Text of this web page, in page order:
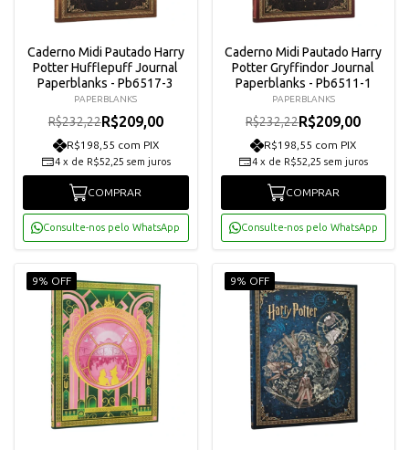
Caderno Midi Pautado Harry
Potter Hufflepuff Journal
Paperblanks - Pb6517-3
PAPERBLANKS
R$232,22R$209,00
R$198,55 com PIX
4 x de R$52,25 sem juros
COMPRAR
Consulte-nos pelo WhatsApp
Caderno Midi Pautado Harry
Potter Gryffindor Journal
Paperblanks - Pb6511-1
PAPERBLANKS
R$232,22R$209,00
R$198,55 com PIX
4 x de R$52,25 sem juros
COMPRAR
Consulte-nos pelo WhatsApp
9% OFF 9% OFF